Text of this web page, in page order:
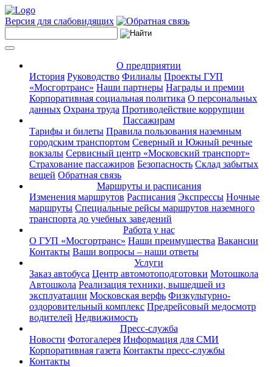
Версия для слабовидящих
О предприятии
История Руководство Филиалы Проекты ГУП
«Мосгортранс» Наши партнеры Награды и премии
Корпоративная социальная политика О персональных
данных Охрана труда Противодействие коррупции
Пассажирам
Тарифы и билеты Правила пользования наземным
городским транспортом Северный и Южный речные
вокзалы Сервисный центр «Московский транспорт»
Страхование пассажиров Безопасность Склад забытых
вещей Обратная связь
Маршруты и расписания
Изменения маршрутов Расписания Экспрессы Ночные
маршруты Специальные рейсы маршрутов наземного
транспорта до учебных заведений
Работа у нас
О ГУП «Мосгортранс» Наши преимущества Вакансии
Контакты Ваши вопросы – наши ответы
Услуги
Заказ автобуса Центр автомотоподготовки Мотошкола
Автошкола Реализация техники, вышедшей из
эксплуатации Московская верфь Физкультурно-
оздоровительный комплекс Предрейсовый медосмотр
водителей Недвижимость
Пресс-служба
Новости Фотогалерея Информация для СМИ
Корпоративная газета Контакты пресс-службы
Контакты